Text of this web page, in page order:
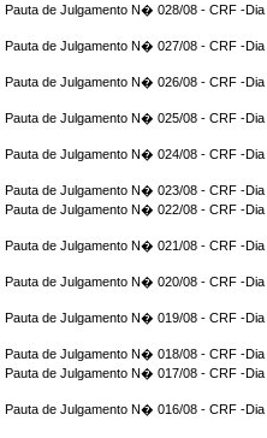
Pauta de Julgamento N� 028/08 - CRF -Dia
Pauta de Julgamento N� 027/08 - CRF -Dia
Pauta de Julgamento N� 026/08 - CRF -Dia
Pauta de Julgamento N� 025/08 - CRF -Dia
Pauta de Julgamento N� 024/08 - CRF -Dia
Pauta de Julgamento N� 023/08 - CRF -Dia
Pauta de Julgamento N� 022/08 - CRF -Dia
Pauta de Julgamento N� 021/08 - CRF -Dia
Pauta de Julgamento N� 020/08 - CRF -Dia
Pauta de Julgamento N� 019/08 - CRF -Dia
Pauta de Julgamento N� 018/08 - CRF -Dia
Pauta de Julgamento N� 017/08 - CRF -Dia
Pauta de Julgamento N� 016/08 - CRF -Dia